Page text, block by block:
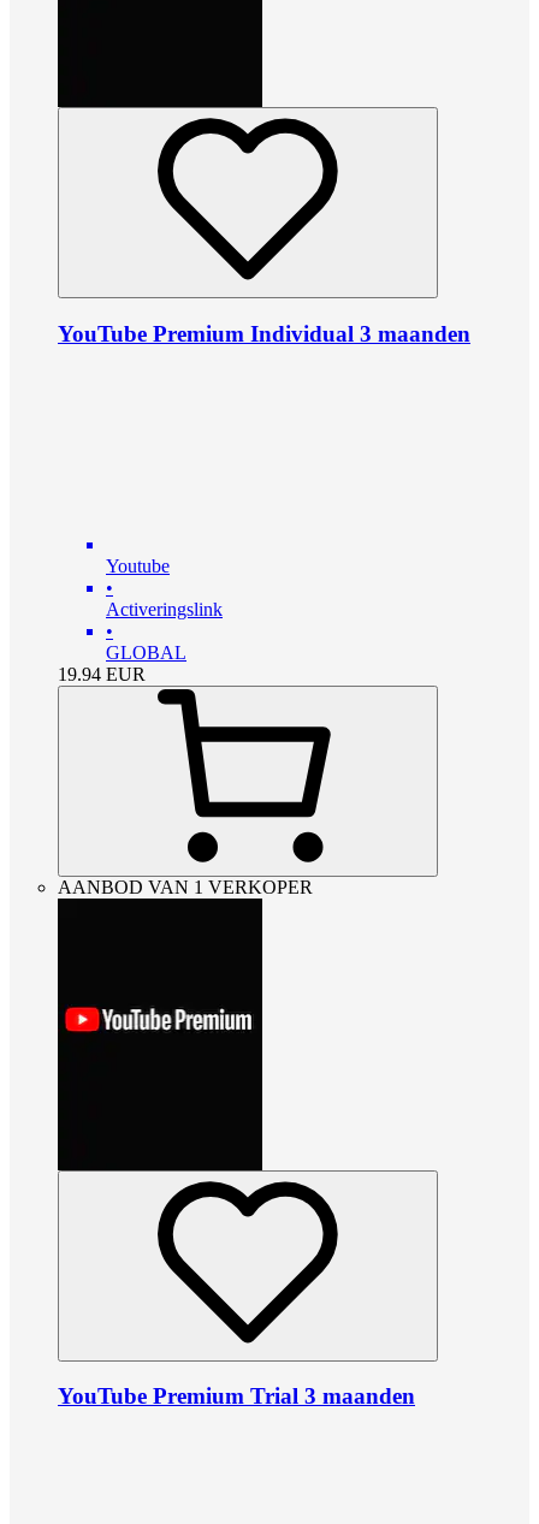
YouTube Premium Individual 3 maanden
Youtube
•
Activeringslink
•
GLOBAL
19.94 EUR
AANBOD VAN 1 VERKOPER
YouTube Premium Trial 3 maanden